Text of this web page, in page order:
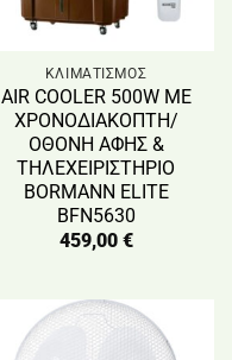
ΚΛΙΜΑΤΙΣΜΟΣ
AIR COOLER 500W ΜΕ
ΧΡΟΝΟΔΙΑΚΟΠΤΗ/
ΟΘΟΝΗ ΑΦΗΣ &
ΤΗΛΕΧΕΙΡΙΣΤΗΡΙΟ
BORMANN ELITE
BFN5630
459,00 €